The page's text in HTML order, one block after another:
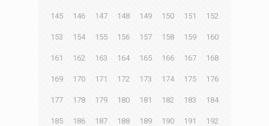
145 146 147 148 149 150 151 152
153 154 155 156 157 158 159 160
161 162 163 164 165 166 167 168
169 170 171 172 173 174 175 176
177 178 179 180 181 182 183 184
185 186 187 188 189 190 191 192